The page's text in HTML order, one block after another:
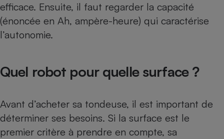
efficace. Ensuite, il faut regarder la capacité
(énoncée en Ah, ampère-heure) qui caractérise
l’autonomie.
Quel robot pour quelle surface ?
Avant d’acheter sa tondeuse, il est important de
déterminer ses besoins. Si la surface est le
premier critère à prendre en compte, sa